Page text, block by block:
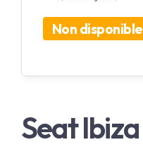
Non disponible
Seat Ibiza